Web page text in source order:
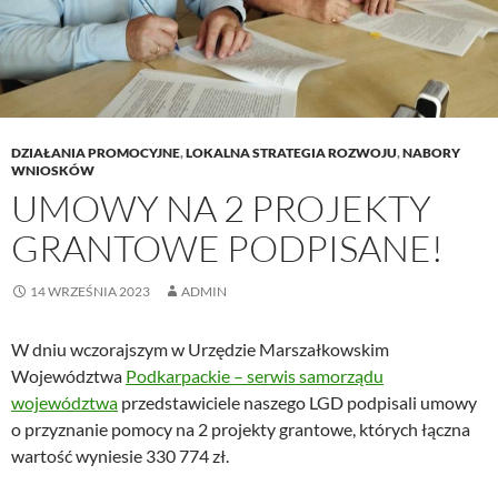
DZIAŁANIA PROMOCYJNE,LOKALNA STRATEGIA ROZWOJU,NABORY
WNIOSKÓW
UMOWY NA 2 PROJEKTY
GRANTOWE PODPISANE!
14 WRZEŚNIA 2023 ADMIN
W dniu wczorajszym w Urzędzie Marszałkowskim
Województwa Podkarpackie – serwis samorządu
województwa przedstawiciele naszego LGD podpisali umowy
o przyznanie pomocy na 2 projekty grantowe, których łączna
wartość wyniesie 330 774 zł.